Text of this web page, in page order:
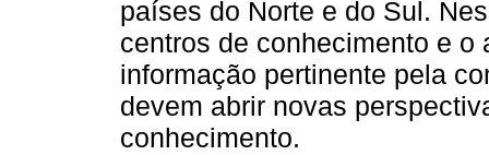
países do Norte e do Sul.
centros de conhecimento e o
informação pertinente pela
devem abrir novas
conhecimento.